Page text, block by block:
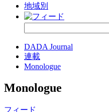
地域別
DADA Journal
連載
Monologue
Monologue
フィード